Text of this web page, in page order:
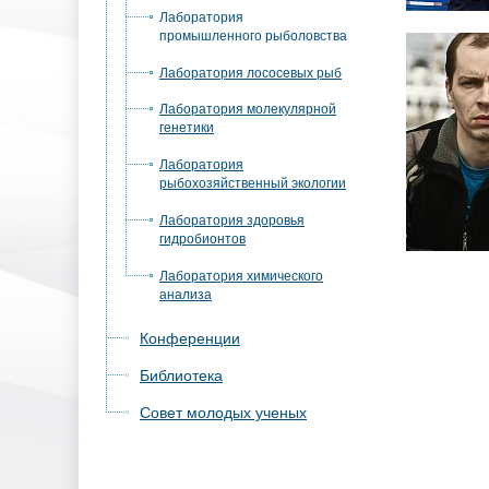
Лаборатория
промышленного рыболовства
Лаборатория лососевых рыб
Лаборатория молекулярной
генетики
Лаборатория
рыбохозяйственный экологии
Лаборатория здоровья
гидробионтов
Лаборатория химического
анализа
Конференции
Библиотека
Совет молодых ученых